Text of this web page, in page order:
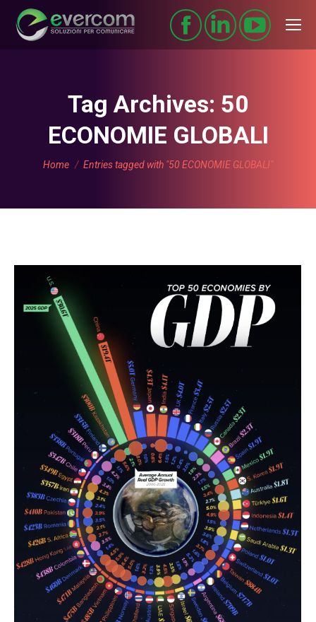
Tag Archives: 50
ECONOMIE GLOBALI
You are here:
Home Entries tagged with "50 ECONOMIE GLOBALI"